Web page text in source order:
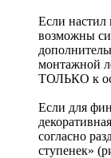
Если настил
возможны
монтажной
ТОЛЬКО к
Если для
согласно
ступенек»